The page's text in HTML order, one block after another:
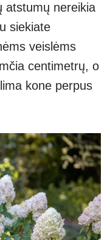
atstumų nereikia
siekiate
veislėms
centimetrų, o
kone perpus